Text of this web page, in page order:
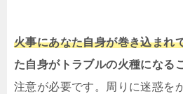
火事にあなた自身が巻き込まれ
た自身がトラブルの火種になる
注意が必要です。周りに迷惑を